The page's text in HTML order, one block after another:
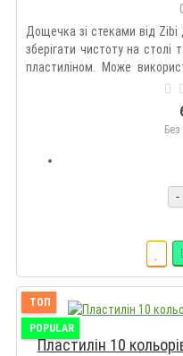
Дощечка зі стеками від Zibi
зберігати чистоту на столі
пластиліном. Може
дошкільних закладів,
декоративно-прикладного
Без
-
ТОП
POPULAR
Пластилін 10